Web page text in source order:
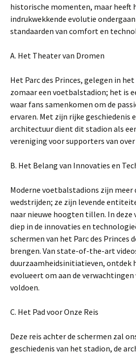
historische momenten, maar heeft
indrukwekkende evolutie
standaarden van comfort en
A. Het Theater van Dromen
Het Parc des Princes, gelegen in
zomaar een voetbalstadion; het is
waar fans samenkomen om de
ervaren. Met zijn rijke geschiedenis
architectuur dient dit stadion als
vereniging voor supporters van over
B. Het Belang van Innovaties en
Moderne voetbalstadions zijn
wedstrijden; ze zijn levende
naar nieuwe hoogten tillen. In deze
diep in de innovaties en
schermen van het Parc des Princes
brengen. Van state-of-the-art
duurzaamheidsinitiatieven, ontdek
evolueert om aan de
voldoen.
C. Het Pad voor Onze Reis
Deze reis achter de schermen zal
geschiedenis van het stadion, de